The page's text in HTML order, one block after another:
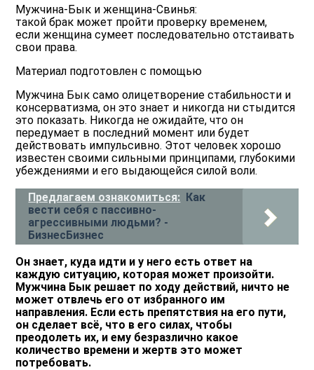
Мужчина-Бык и женщина-Свинья:
такой брак может пройти проверку временем,
если женщина сумеет последовательно отстаивать
свои права.
Материал подготовлен с помощью
Мужчина Бык само олицетворение стабильности и
консерватизма, он это знает и никогда ни стыдится
это показать. Никогда не ожидайте, что он
передумает в последний момент или будет
действовать импульсивно. Этот человек хорошо
известен своими сильными принципами, глубокими
убеждениями и его выдающейся силой воли.
Предлагаем ознакомиться: Как
вести себя с пассивно-
агрессивными людьми? -
БизнесБизнес
Он знает, куда идти и у него есть ответ на
каждую ситуацию, которая может произойти.
Мужчина Бык решает по ходу действий, ничто не
может отвлечь его от избранного им
направления. Если есть препятствия на его пути,
он сделает всё, что в его силах, чтобы
преодолеть их, и ему безразлично какое
количество времени и жертв это может
потребовать.